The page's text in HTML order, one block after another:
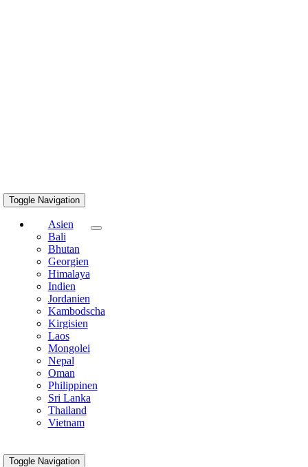
Toggle Navigation
Asien
Bali
Bhutan
Georgien
Himalaya
Indien
Jordanien
Kambodscha
Kirgisien
Laos
Mongolei
Nepal
Oman
Philippinen
Sri Lanka
Thailand
Vietnam
Toggle Navigation